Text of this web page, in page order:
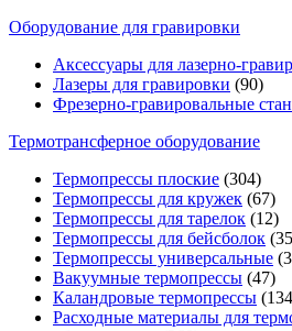
Оборудование для гравировки
Аксессуары для лазерно-
Лазеры для гравировки (90)
Фрезерно-гравировальные
Термотрансферное оборудование
Термопрессы плоские (304)
Термопрессы для кружек (67)
Термопрессы для тарелок (12)
Термопрессы для бейсболок
Термопрессы универсальные
Вакуумные термопрессы (47)
Каландровые термопрессы
Расходные материалы для